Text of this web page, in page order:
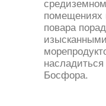
повара
Босфора.